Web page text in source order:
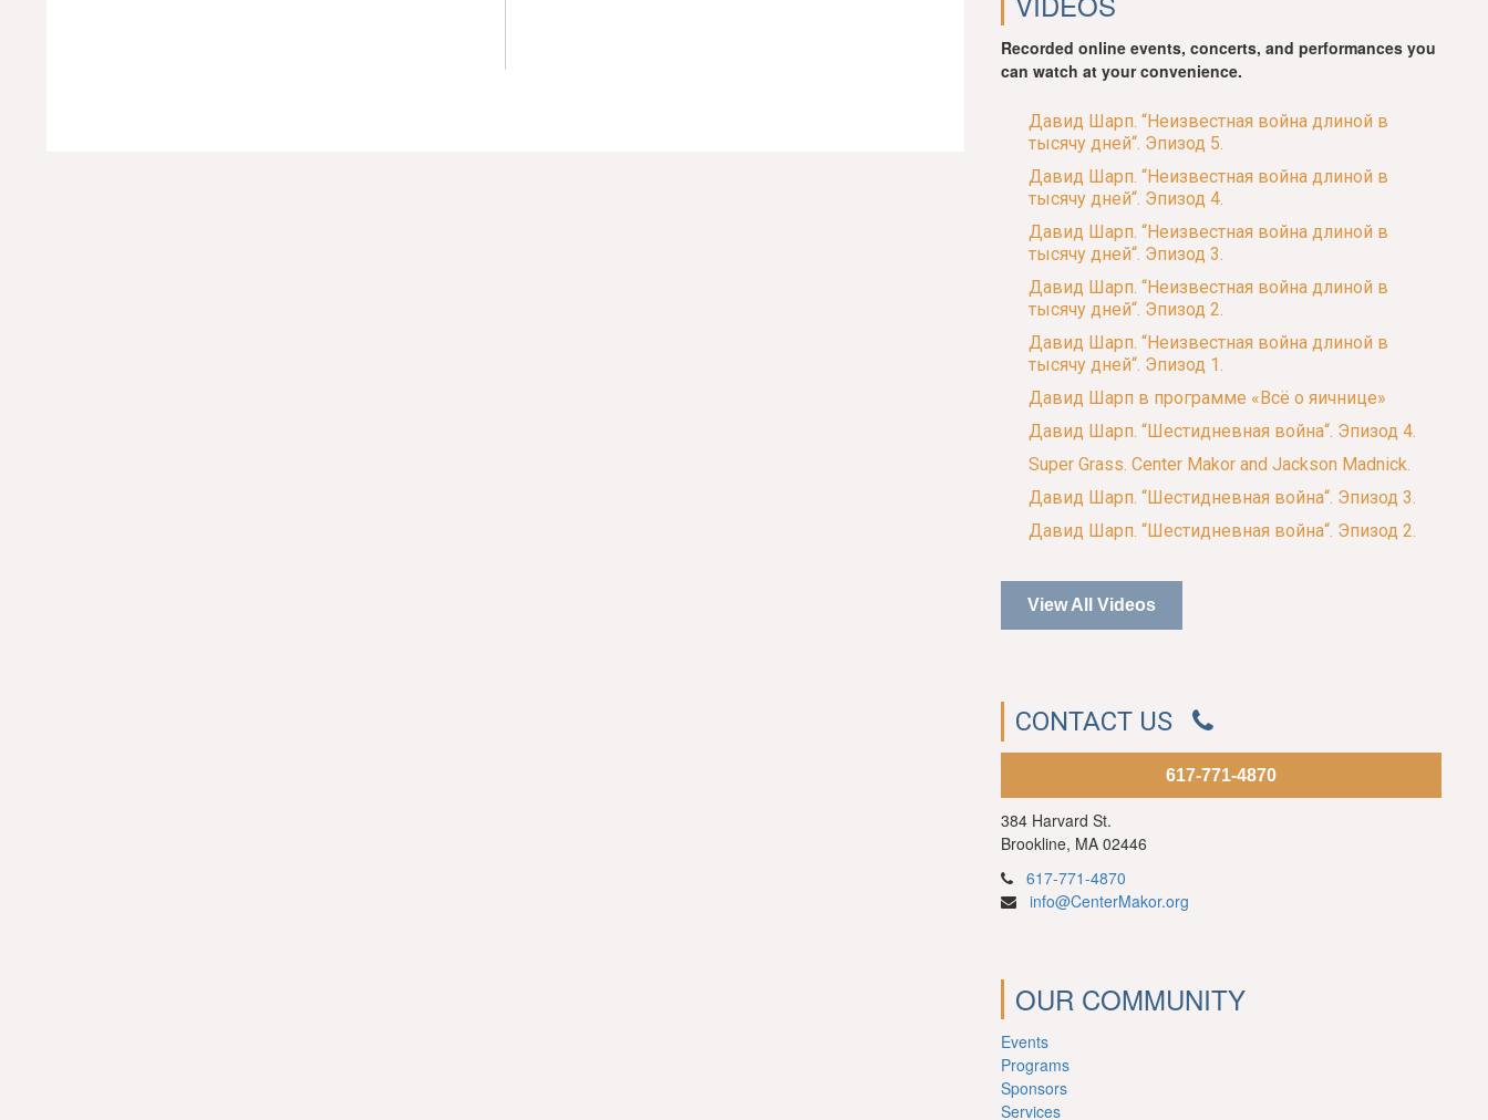
Recorded online events, concerts, and performances you
can watch at your convenience.
Давид Шарп. “Неизвестная война длиной в
тысячу дней“. Эпизод 5.
Давид Шарп. “Неизвестная война длиной в
тысячу дней“. Эпизод 4.
Давид Шарп. “Неизвестная война длиной в
тысячу дней“. Эпизод 3.
Давид Шарп. “Неизвестная война длиной в
тысячу дней“. Эпизод 2.
Давид Шарп. “Неизвестная война длиной в
тысячу дней“. Эпизод 1.
Давид Шарп в программе «Всё о яичнице»
Давид Шарп. “Шестидневная война“. Эпизод 4.
Super Grass. Center Makor and Jackson Madnick.
Давид Шарп. “Шестидневная война“. Эпизод 3.
Давид Шарп. “Шестидневная война“. Эпизод 2.
View All Videos
CONTACT US
617-771-4870
384 Harvard St.
Brookline, MA 02446
617-771-4870
info@CenterMakor.org
OUR COMMUNITY
Events
Programs
Sponsors
Services